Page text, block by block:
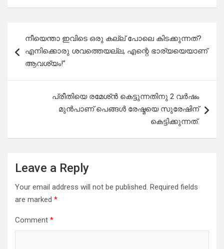
navigation
നീയെന്താ ഇവിടെ ഒരു കല്ല്‌ പോലെ കിടക്കുന്നത്?
എനിക്കൊരു ശവത്തെയല്ല, എന്റെ ഭാര്യയെയാണ്
ആവശ്യം!”
പ്രീതിയെ രമേശ്ൻ കെട്ടുന്നതിനു 2 വർഷം
മുൻപാണ് പെങ്ങൾ രേഷ്മയെ സുരേഷിന്
കെട്ടിക്കുന്നത്.
Leave a Reply
Your email address will not be published. Required fields
are marked *
Comment *